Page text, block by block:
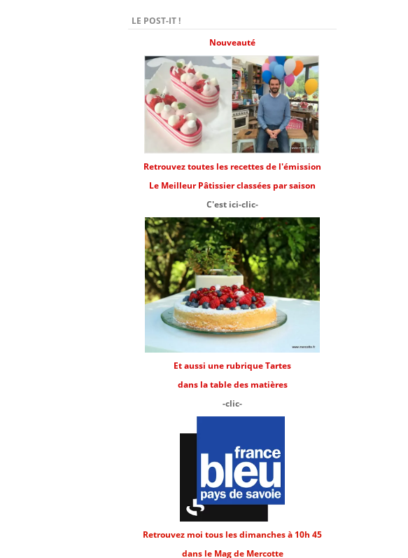
LE POST-IT !
Nouveauté
Retrouvez toutes les recettes de l'émission
Le Meilleur Pâtissier classées par saison
C'est ici-clic-
Et aussi une rubrique Tartes
dans la table des matières
-clic-
Retrouvez moi tous les dimanches à 10h 45
dans le Mag de Mercotte